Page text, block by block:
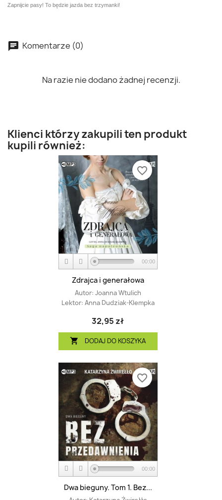
Zapnijcie pasy! To będzie jazda bez trzymanki!
Komentarze (0)
Na razie nie dodano żadnej recenzji.
Klienci którzy zakupili ten produkt
kupili również:
00:00
Zdrajca i generałowa
Autor: Joanna Wtulich
Lektor: Anna Dudziak-Klempka
32,95 zł
 DODAJ DO KOSZYKA
favorite_border
00:00
Dwa bieguny. Tom 1. Bez...
favorite_border